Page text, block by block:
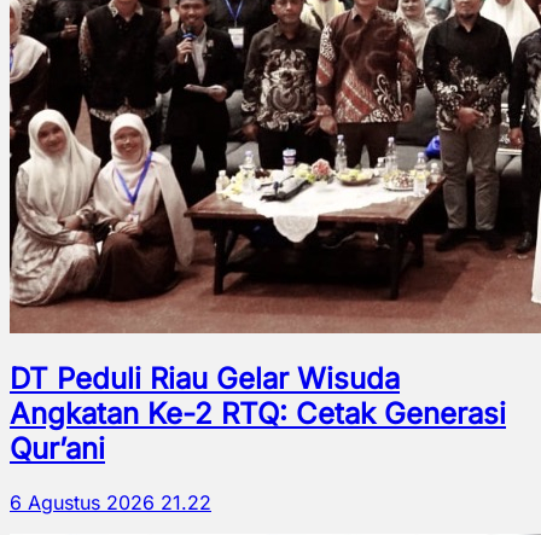
DT Peduli Riau Gelar Wisuda
Angkatan Ke-2 RTQ: Cetak Generasi
Qur’ani
6 Agustus 2026 21.22